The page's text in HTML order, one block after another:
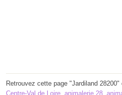
Retrouvez cette page "Jardiland
Centre-Val de Loire animalerie 28